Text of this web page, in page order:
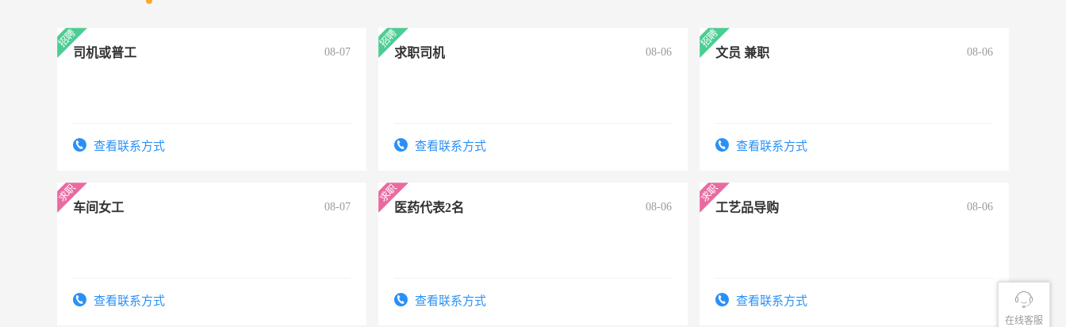
在线客服
司机或普工 08-07
查看联系方式
求职司机 08-06
查看联系方式
文员 兼职 08-06
查看联系方式
车间女工 08-07
查看联系方式
医药代表2名 08-06
查看联系方式
工艺品导购 08-06
查看联系方式